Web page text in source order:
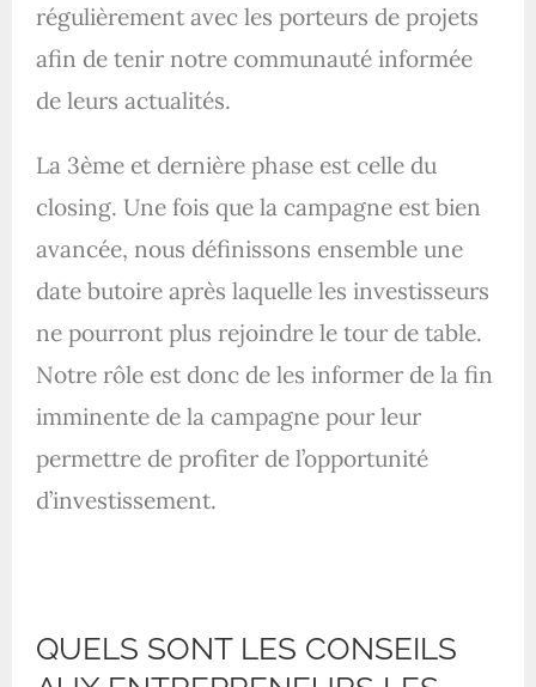
régulièrement avec les porteurs de projets
afin de tenir notre communauté informée
de leurs actualités.
La 3ème et dernière phase est celle du
closing. Une fois que la campagne est bien
avancée, nous définissons ensemble une
date butoire après laquelle les investisseurs
ne pourront plus rejoindre le tour de table.
Notre rôle est donc de les informer de la fin
imminente de la campagne pour leur
permettre de profiter de l’opportunité
d’investissement.
QUELS SONT LES CONSEILS